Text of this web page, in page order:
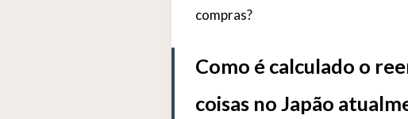
compras?
Como é calculado o
coisas no Japão